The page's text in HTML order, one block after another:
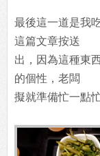
最後這一道是我
這篇文章按送
出，因為這種東
的個性，老闆
擬就準備忙一點